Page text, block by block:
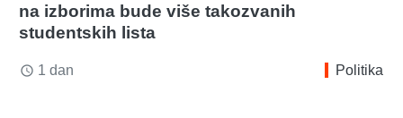
na izborima bude više takozvanih
studentskih lista
access_time 1 dan Politika